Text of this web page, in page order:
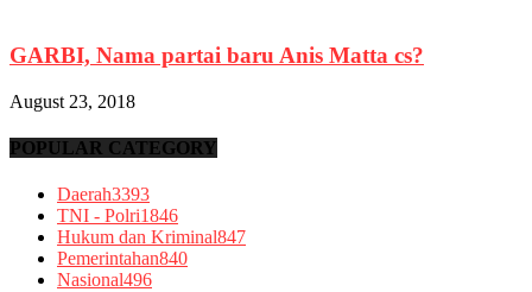
GARBI, Nama partai baru Anis Matta cs?
August 23, 2018
POPULAR CATEGORY
Daerah3393
TNI - Polri1846
Hukum dan Kriminal847
Pemerintahan840
Nasional496